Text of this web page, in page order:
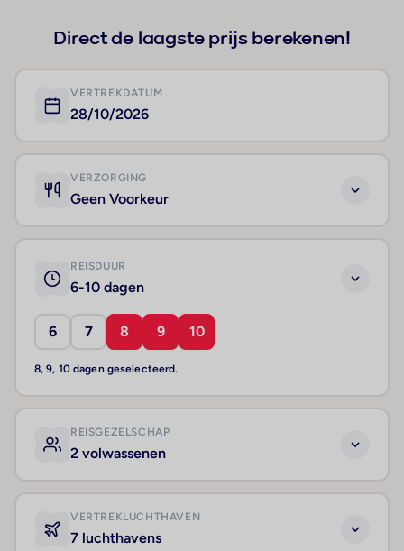
Direct de laagste prijs berekenen!
VERTREKDATUM
28/10/2026
VERZORGING
Geen Voorkeur
REISDUUR
6-10 dagen
6 7 8 9 10
8, 9, 10 dagen geselecteerd.
REISGEZELSCHAP
2 volwassenen
VERTREKLUCHTHAVEN
7 luchthavens